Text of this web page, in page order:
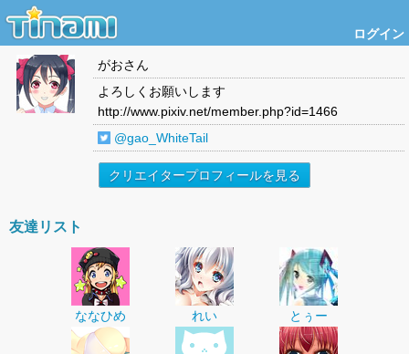
ログイン
がおさん
よろしくお願いします
http://www.pixiv.net/member.php?id=1466
@gao_WhiteTail
クリエイタープロフィールを見る
友達リスト
ななひめ れい とぅー